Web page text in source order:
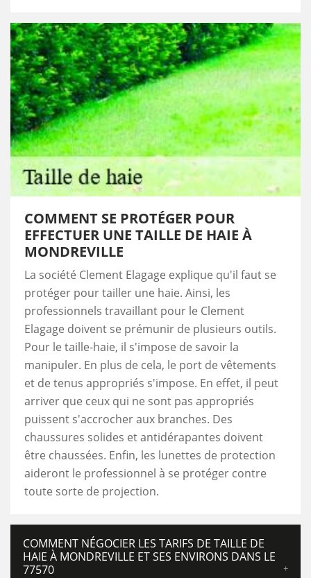
COMMENT SE PROTÉGER POUR
EFFECTUER UNE TAILLE DE HAIE À
MONDREVILLE
La société Clement Elagage explique qu'il faut se
protéger pour tailler une haie. Ainsi, les
professionnels travaillant pour le Clement
Elagage doivent se prémunir de plusieurs outils.
Pour le taille-haie, il s'impose de savoir la
manipuler. En plus de cela, le port de vêtements
et de tenus appropriés s'impose. En effet, il peut
arriver que ceux qui ne sont pas appropriés
puissent s'accrocher aux branches. Des
chaussures solides et antidérapantes doivent
être chaussées. Enfin, les lunettes de protection
aideront le professionnel à se protéger contre
toute sorte de projection.
COMMENT NÉGOCIER LES TARIFS DE TAILLE DE
HAIE À MONDREVILLE ET SES ENVIRONS DANS LE
77570